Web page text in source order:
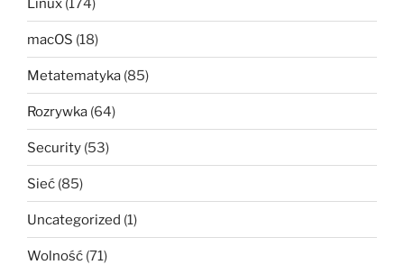
Linux (174)
macOS (18)
Metatematyka (85)
Rozrywka (64)
Security (53)
Sieć (85)
Uncategorized (1)
Wolność (71)